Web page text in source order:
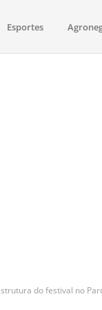
e os
Esportes
do festival no